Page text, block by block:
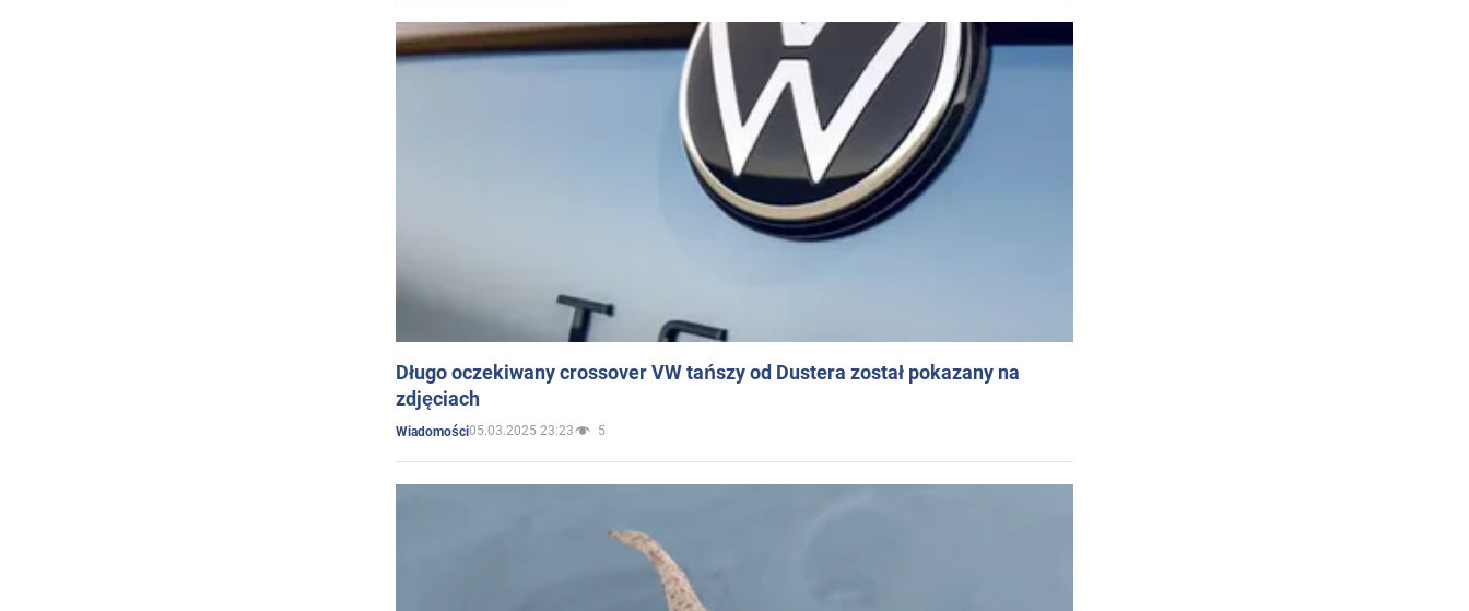
Długo oczekiwany crossover VW tańszy od Dustera został pokazany na
zdjęciach
Wiadomości05.03.2025 23:23 5